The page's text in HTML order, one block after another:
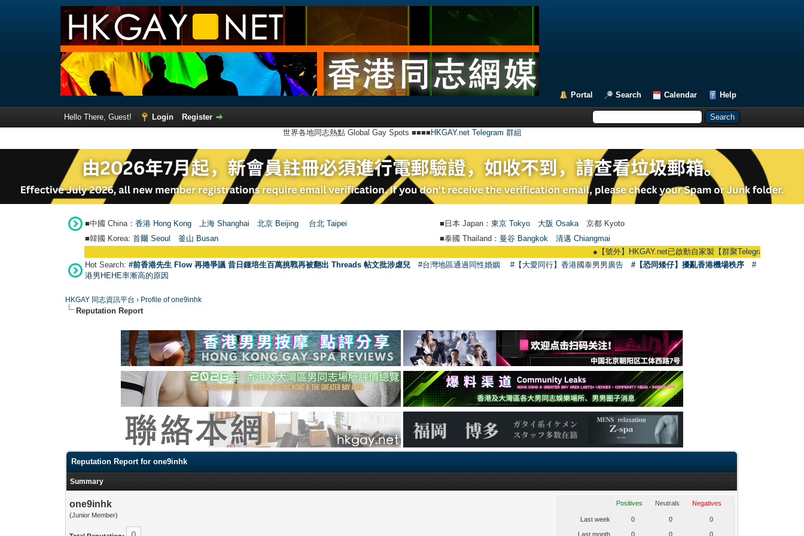
Portal Search Calendar Help
Hello There, Guest! Login
Register
世界各地同志熱點 Global Gay Spots ■■■■ HKGAY.net Telegram 群組
■中國 China： 香港 Hong Kong 上海 Shanghai 北京 Beijing 台北 Taipei ■日本 Japan： 東京 Tokyo 大阪 Osaka 京都 Kyoto
■韓國 Korea: 首爾 Seou 釜山 Busan ■泰國 Thailand： 曼谷 Bangkok
清邁 Chiangmai
【號外】HKGAY.net已啟動自家製【群聚Telegram群組】
Hot Search: #前香港先生 Flow 再捲爭議 昔日鍾培生百萬挑戰再被翻出 Threads 帖文批涉虐兒 #台灣地區通過同性婚姻 #【大愛同行】香港國泰男男廣告 #【恐同矮仔】擾亂香港機場秩序
#
港男HEHE率漸高的原因
HKGAY 同志資訊平台 › Profile of one9inhk
Reputation Report
Reputation Report for one9inhk
Summary
one9inhk
(Junior Member)
Positives Neutrals Negatives
Last week 0 0 0
Last month 0 0 0